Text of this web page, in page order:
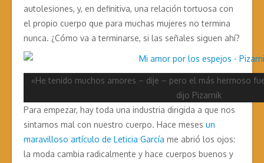
autolesiones, y, en definitiva, una relación tortuosa con
el propio cuerpo que para muchas mujeres no termina
nunca. ¿Cómo va a terminarse, si las señales siguen ahí?
«He tenido muchos amores – dije – pero el más hermoso
dijo Pizarnik
Para empezar, hay toda una industria dirigida a que nos
sintamos mal con nuestro cuerpo. Hace meses un
maravilloso artículo de Leticia García me abrió los ojos:
la moda cambia radicalmente y hace cuerpos buenos y